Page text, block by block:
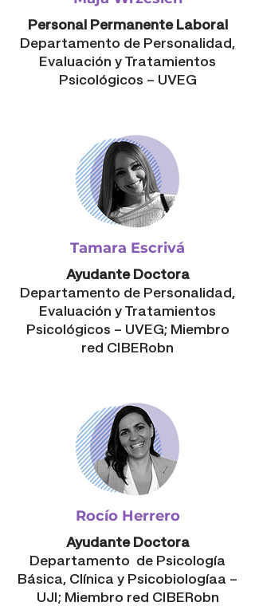
Personal Permanente Laboral
Departamento de Personalidad,
Evaluación y Tratamientos
Psicológicos – UVEG
Tamara Escrivá
Ayudante Doctora
Departamento de Personalidad,
Evaluación y Tratamientos
Psicológicos – UVEG; Miembro
red CIBERobn
Rocío Herrero
Ayudante Doctora
Departamento de Psicología
Básica, Clínica y Psicobiologíaa –
UJI; Miembro red CIBERobn